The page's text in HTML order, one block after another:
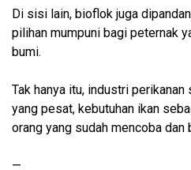
Di sisi lain, bioflok juga
pilihan mumpuni bagi peternak
bumi.
Tak hanya itu, industri
yang pesat, kebutuhan ikan
orang yang sudah mencoba
—